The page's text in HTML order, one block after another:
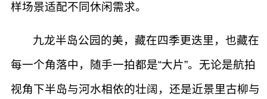
样场景适配不同休闲需求。
九龙半岛公园的美，藏在四季更迭里，也藏在
每一个角落中，随手一拍都是“大片”。无论是航拍
视角下半岛与河水相依的壮阔，还是近景里古柳与